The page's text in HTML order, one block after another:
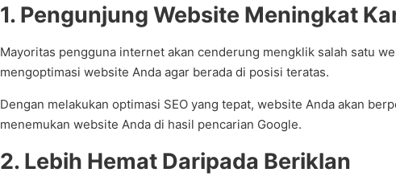
1. Pengunjung Website Meningkat
Mayoritas pengguna internet akan cenderung mengklik salah satu
mengoptimasi website Anda agar berada di posisi teratas.
Dengan melakukan optimasi SEO yang tepat, website Anda akan
menemukan website Anda di hasil pencarian Google.
2. Lebih Hemat Daripada Beriklan